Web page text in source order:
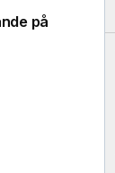
på